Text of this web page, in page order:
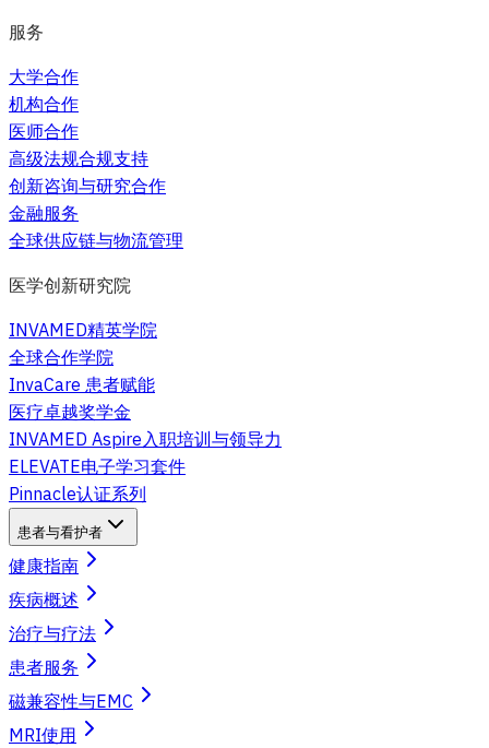
服务
大学合作
机构合作
医师合作
高级法规合规支持
创新咨询与研究合作
金融服务
全球供应链与物流管理
医学创新研究院
INVAMED精英学院
全球合作学院
InvaCare 患者赋能
医疗卓越奖学金
INVAMED Aspire入职培训与领导力
ELEVATE电子学习套件
Pinnacle认证系列
患者与看护者
健康指南
疾病概述
治疗与疗法
患者服务
磁兼容性与EMC
MRI使用